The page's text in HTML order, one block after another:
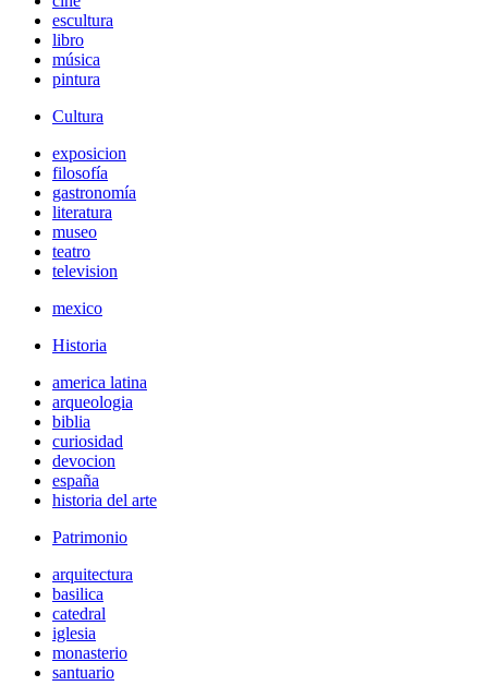
escultura
libro
música
pintura
Cultura
exposicion
filosofía
gastronomía
literatura
museo
teatro
television
mexico
Historia
america latina
arqueologia
biblia
curiosidad
devocion
españa
historia del arte
Patrimonio
arquitectura
basilica
catedral
iglesia
monasterio
santuario